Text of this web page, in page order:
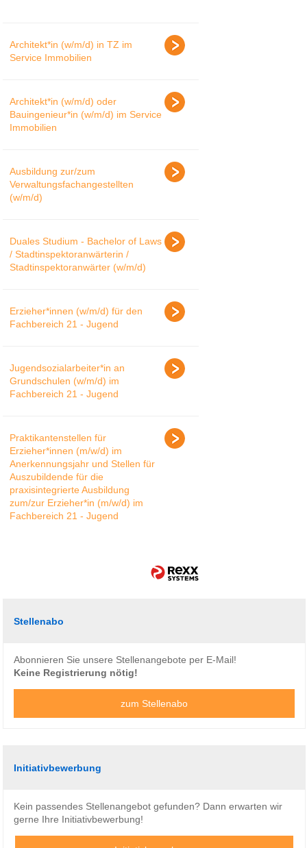
Architekt*in (w/m/d) in TZ im
Service Immobilien
Architekt*in (w/m/d) oder
Bauingenieur*in (w/m/d) im Service
Immobilien
Ausbildung zur/zum
Verwaltungsfachangestellten
(w/m/d)
Duales Studium - Bachelor of Laws
/ Stadtinspektoranwärterin /
Stadtinspektoranwärter (w/m/d)
Erzieher*innen (w/m/d) für den
Fachbereich 21 - Jugend
Jugendsozialarbeiter*in an
Grundschulen (w/m/d) im
Fachbereich 21 - Jugend
Praktikantenstellen für
Erzieher*innen (m/w/d) im
Anerkennungsjahr und Stellen für
Auszubildende für die
praxisintegrierte Ausbildung
zum/zur Erzieher*in (m/w/d) im
Fachbereich 21 - Jugend
Stellenabo
Abonnieren Sie unsere Stellenangebote per E-Mail!
Keine Registrierung nötig!
zum Stellenabo
Initiativbewerbung
Kein passendes Stellenangebot gefunden? Dann erwarten wir
gerne Ihre Initiativbewerbung!